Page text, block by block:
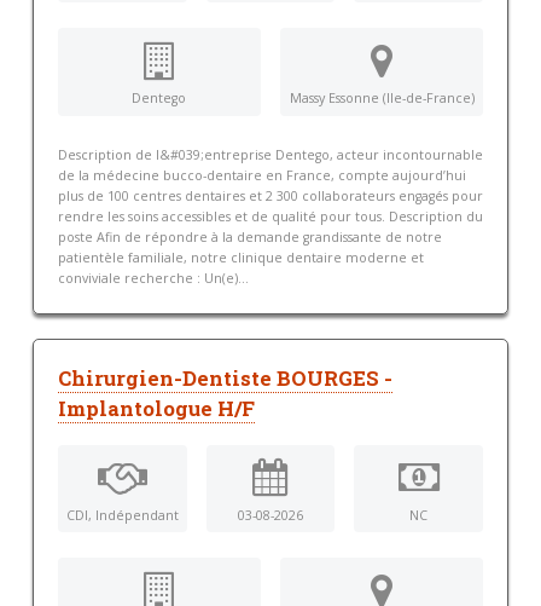
Dentego Massy Essonne (Ile-de-France)
Description de l&#039;entreprise Dentego, acteur incontournable
de la médecine bucco-dentaire en France, compte aujourd’hui
plus de 100 centres dentaires et 2 300 collaborateurs engagés pour
rendre les soins accessibles et de qualité pour tous. Description du
poste Afin de répondre à la demande grandissante de notre
patientèle familiale, notre clinique dentaire moderne et
conviviale recherche : Un(e)...
Chirurgien-Dentiste BOURGES -
Implantologue H/F
CDI, Indépendant 03-08-2026 NC